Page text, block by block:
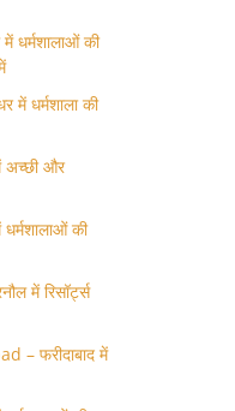
की
धर्मशाला की
अच्छी और
की
में रिसॉर्ट्स
– फरीदाबाद में